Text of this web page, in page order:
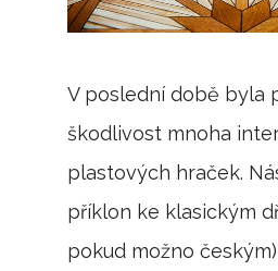
V poslední době byla
škodlivost mnoha
plastových hraček.
příklon ke klasickým
pokud možno